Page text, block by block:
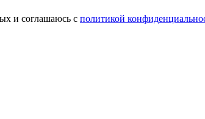
и соглашаюсь с политикой